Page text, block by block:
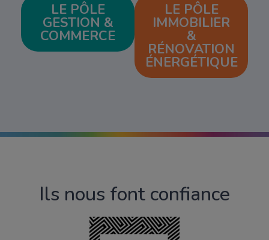
LE PÔLE
GESTION &
COMMERCE
LE PÔLE
IMMOBILIER
&
RÉNOVATION
ÉNERGÉTIQUE
Ils nous font confiance